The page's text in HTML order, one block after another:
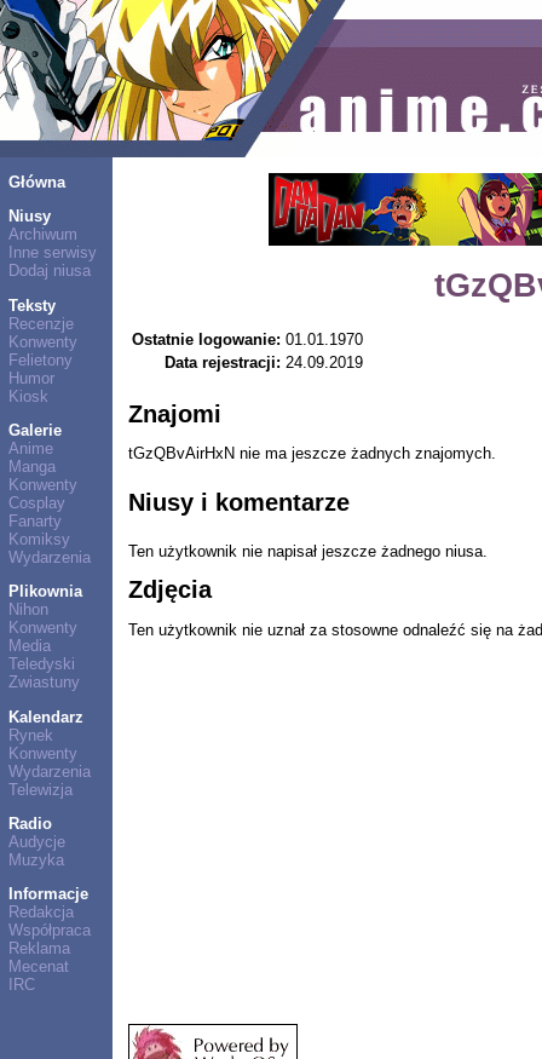
Główna
Niusy
Archiwum
Inne serwisy
Dodaj niusa
Teksty
Recenzje
Konwenty
Felietony
Humor
Kiosk
Galerie
Anime
Manga
Konwenty
Cosplay
Fanarty
Komiksy
Wydarzenia
Plikownia
Nihon
Konwenty
Media
Teledyski
Zwiastuny
Kalendarz
Rynek
Konwenty
Wydarzenia
Telewizja
Radio
Audycje
Muzyka
Informacje
Redakcja
Współpraca
Reklama
Mecenat
IRC
Ostatnie logowanie: 01.01.1970
Data rejestracji: 24.09.2019
Znajomi
tGzQBvAirHxN nie ma jeszcze żadnych znajomych.
Niusy i komentarze
Ten użytkownik nie napisał jeszcze żadnego niusa.
Zdjęcia
Ten użytkownik nie uznał za stosowne odnaleźć się na